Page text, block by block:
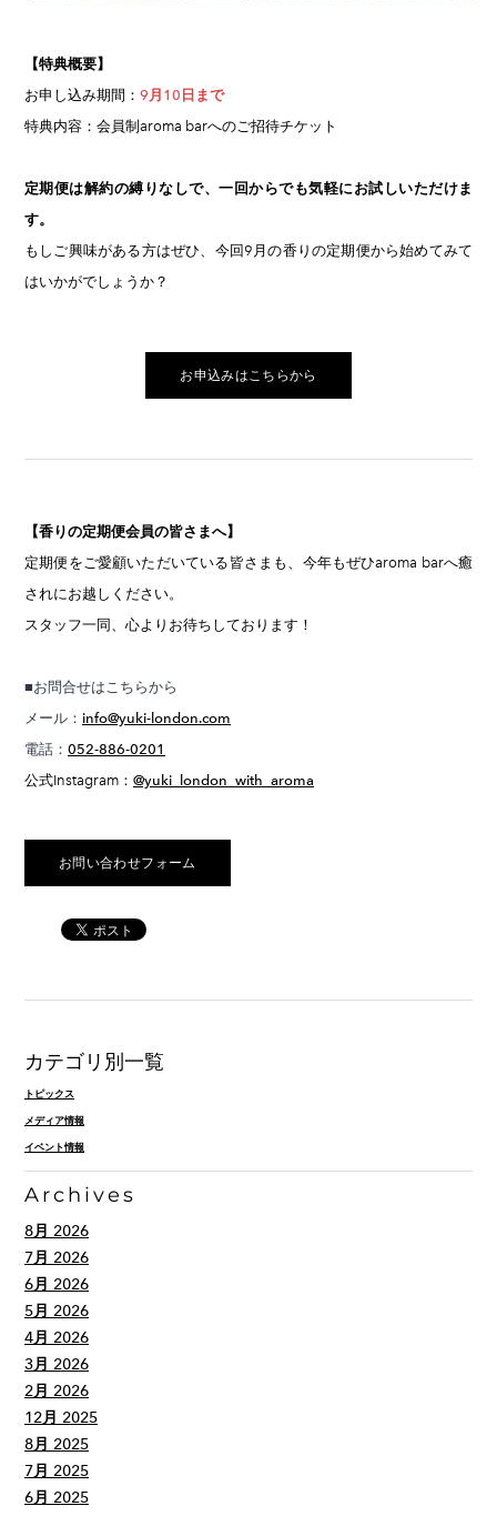
【特典概要】
お申し込み期間： 9月10日まで
特典内容：会員制aroma barへのご招待チケット
定期便は解約の縛りなしで、一回からでも気軽にお試しいただけま
す。
もしご興味がある方はぜひ、今回9月の香りの定期便から始めてみて
はいかがでしょうか？
お申込みはこちらから
【香りの定期便会員の皆さまへ】
定期便をご愛顧いただいている皆さまも、今年もぜひaroma barへ癒
されにお越しください。
スタッフ一同、心よりお待ちしております！
■お問合せはこちらから
メール： info@yuki-london.com
電話： 052-886-0201
公式Instagram： @yuki_london_with_aroma
お問い合わせフォーム
カテゴリ別一覧
トピックス
メディア情報
イベント情報
Archives
8月 2026
7月 2026
6月 2026
5月 2026
4月 2026
3月 2026
2月 2026
12月 2025
8月 2025
7月 2025
6月 2025